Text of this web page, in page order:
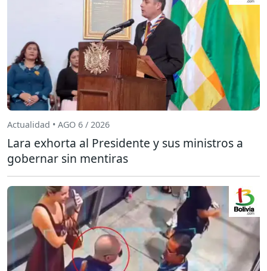
Actualidad • AGO 6 / 2026
Lara exhorta al Presidente y sus ministros a
gobernar sin mentiras